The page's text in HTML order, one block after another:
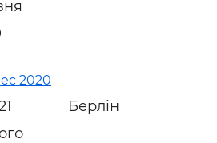
2020
Берлін